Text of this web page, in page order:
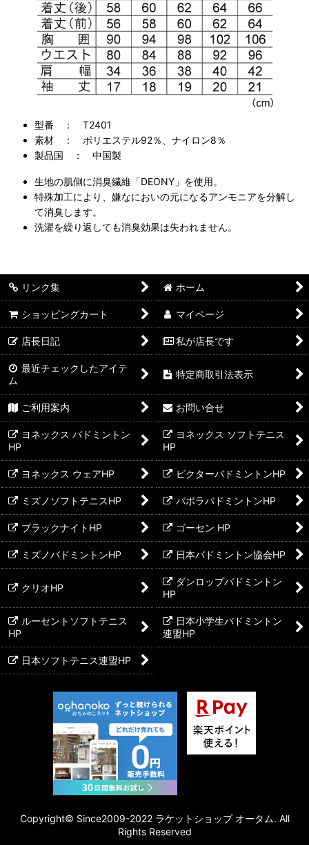
型番 ： T2401
素材 ： ポリエステル92％、ナイロン8％
製品国 ： 中国製
生地の肌側に消臭繊維「DEONY」を使用。
特殊加工により、嫌なにおいの元になるアンモニアを分解し
て消臭します。
洗濯を繰り返しても消臭効果は失われません。
リンク集 ホーム
ショッピングカート マイページ
店長日記 私が店長です
最近チェックしたアイテ
ム
特定商取引法表示
ご利用案内 お問い合せ
ヨネックス バドミントン
HP
ヨネックス ソフトテニス
HP
ヨネックス ウェアHP ビクターバドミントンHP
ミズノソフトテニスHP バボラバドミントンHP
ブラックナイトHP ゴーセン HP
ミズノバドミントンHP 日本バドミントン協会HP
クリオHP
ダンロップバドミントン
HP
ルーセントソフトテニス
HP
日本小学生バドミントン
連盟HP
日本ソフトテニス連盟HP
Copyright©︎ Since2009-2022 ラケットショップ オータム. All
Rights Reserved